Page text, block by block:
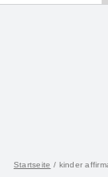
Startseite kinder